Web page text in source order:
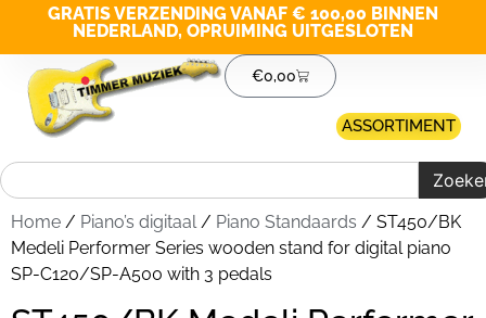
GRATIS VERZENDING VANAF € 100,00 BINNEN
NEDERLAND, OPRUIMING UITGESLOTEN
€0,00
ASSORTIMENT
Home / Piano’s digitaal/ Piano Standaards / ST450/BK
Medeli Performer Series wooden stand for digital piano
SP-C120/SP-A500 with 3 pedals